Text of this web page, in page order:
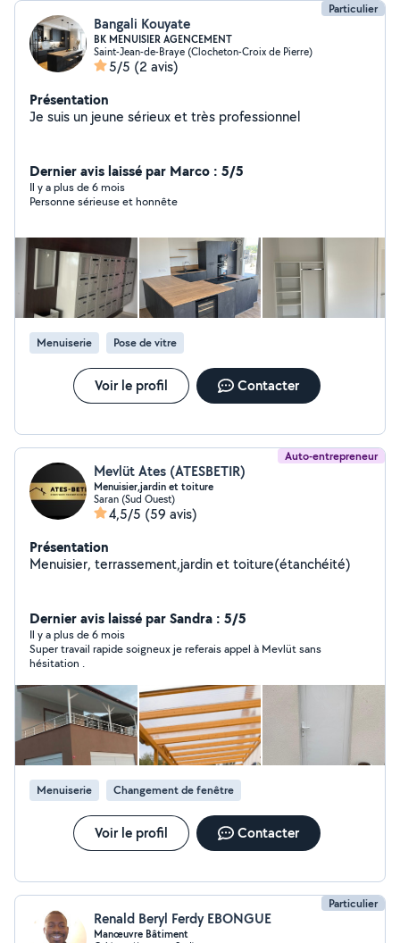
Particulier
Bangali Kouyate
BK MENUISIER AGENCEMENT
Saint-Jean-de-Braye (Clocheton-Croix de Pierre)
5/5 (2 avis)
Présentation
Je suis un jeune sérieux et très professionnel
Dernier avis laissé par Marco : 5/5
Il y a plus de 6 mois
Personne sérieuse et honnête
Menuiserie Pose de vitre
Voir le profil Contacter
Auto-entrepreneur
Mevlüt Ates (ATESBETIR)
Menuisier,jardin et toiture
Saran (Sud Ouest)
4,5/5 (59 avis)
Présentation
Menuisier, terrassement,jardin et toiture(étanchéité)
Dernier avis laissé par Sandra : 5/5
Il y a plus de 6 mois
Super travail rapide soigneux je referais appel à Mevlüt sans
hésitation .
Menuiserie Changement de fenêtre
Voir le profil Contacter
Particulier
Renald Beryl Ferdy EBONGUE
Manœuvre Bâtiment